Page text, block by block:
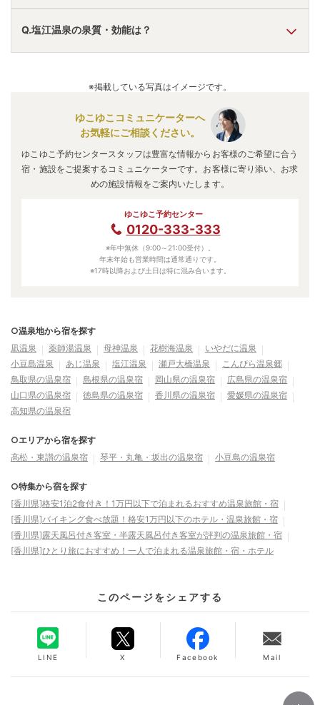
A. 塩江温泉は、香川県高松市塩江町安原上東
車でお越しの方は、高松中央ICまたは高松西ICから車で約
40分。
Q.塩江温泉の泉質・効能は？
糖尿病、美肌などと言われています。
※掲載している写真はイメージです。
ゆこゆこコミュニケーターへ
お気軽にご相談ください。
ゆこゆこ予約センタースタッフは豊富な情報からお客様のご希望に合う
宿・施設をご提案するコミュニケーターです。お客様に寄り添い、お求
めの施設情報をご案内いたします。
ゆこゆこ予約センター
0120-333-333
※年中無休（9:00～21:00受付）。
年末年始も営業時間は通常通りです。
※17時以降および土日は特に混み合います。
○温泉地から宿を探す
凪温泉
薬師湯温泉 母神温泉 花樹海温泉
いやだに温泉
小豆島温泉
あじ温泉 塩江温泉 瀬戸大橋温泉
こんぴら温泉郷
鳥取県の温泉宿
島根県の温泉宿 岡山県の温泉宿
広島県の温泉宿
山口県の温泉宿
徳島県の温泉宿 香川県の温泉宿
愛媛県の温泉宿
高知県の温泉宿
○エリアから宿を探す
高松・東讃の温泉宿
琴平・丸亀・坂出の温泉宿 小豆島の温泉宿
○特集から宿を探す
[香川県]格安1泊2食付き！1万円以下で泊まれるおすすめ温泉旅館・宿
[香川県]バイキング食べ放題！格安1万円以下のホテル・温泉旅館・宿
[香川県]露天風呂付き客室・半露天風呂付き客室が評判の温泉旅館・宿
[香川県]ひとり旅におすすめ！一人で泊まれる温泉旅館・宿・ホテル
このページをシェアする
LINE X Facebook Mail